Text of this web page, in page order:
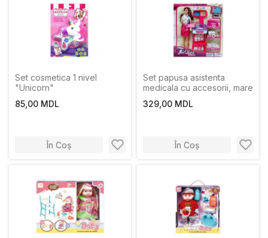
Set cosmetica 1 nivel
"Unicorn"
85,00 MDL
În Coș
Set papusa asistenta
medicala cu accesorii, mare
329,00 MDL
În Coș